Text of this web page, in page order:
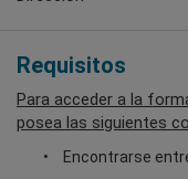
Requisitos
Para acceder a la
posea las siguientes
Encontrarse